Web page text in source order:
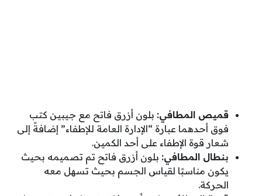
قميص المطافي: بلون أزرق فاتح مع جيبين كتب
فوق أحدهما عبارة “الإدارة العامة للإطفاء” إضافةً إلى
شعار قوة الإطفاء على أحد الكمين.
بنطال المطافي: بلون أزرق فاتح تم تصميمه بحيث
يكون مناسبًا لقياس الجسم بحيث تسهل معه
الحركة.